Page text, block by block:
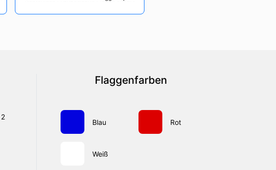
2
Flaggenfarben
Blau Rot
Weiß